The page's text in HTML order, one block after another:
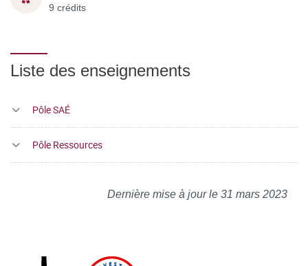
9 crédits
Liste des enseignements
Pôle SAÉ
Pôle Ressources
Dernière mise à jour le 31 mars 2023